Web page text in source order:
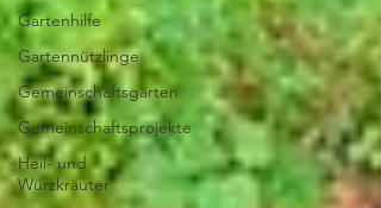
Gartenhilfe
Gartennützlinge
Gemeinschaftsgärten
Gemeinschaftsprojekte
Heil- und
Würzkräuter